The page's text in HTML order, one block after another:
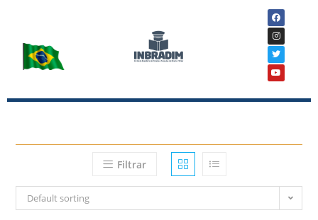
Filtrar
Default sorting